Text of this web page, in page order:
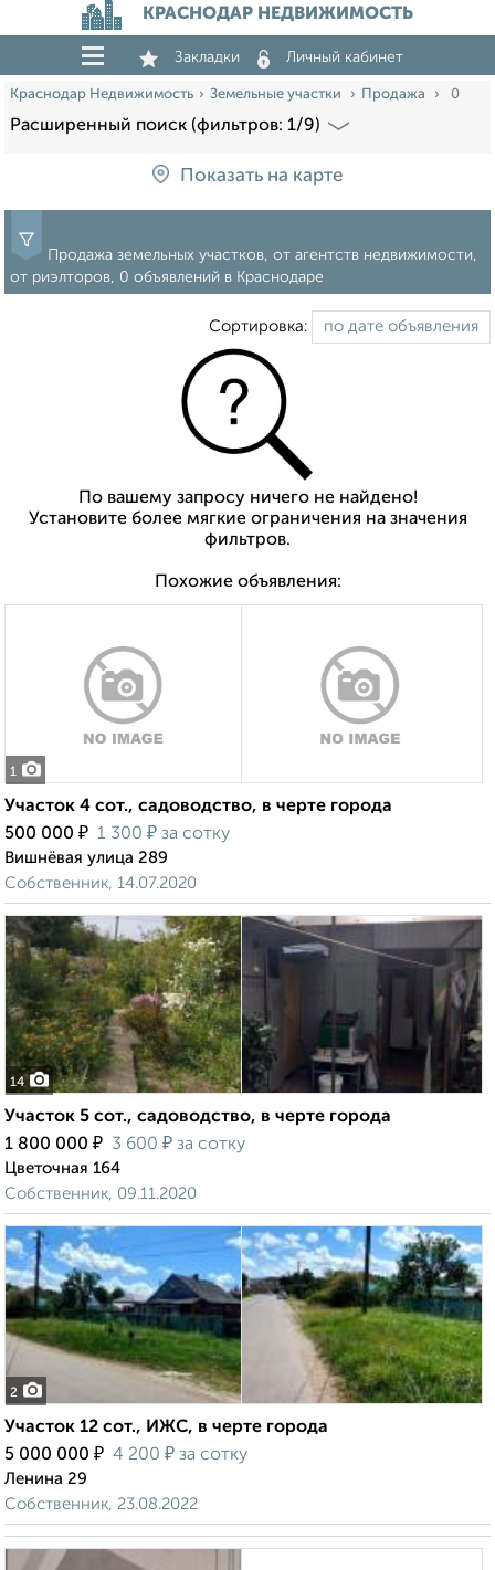
КРАСНОДАР НЕДВИЖИМОСТЬ
Закладки Личный кабинет
Краснодар Недвижимость Земельные участки Продажа 0
Расширенный поиск (фильтров: 1/9)
Показать на карте
Продажа земельных участков, от агентств недвижимости,
от риэлторов, 0 объявлений в Краснодаре
Сортировка:
По вашему запросу ничего не найдено!
Установите более мягкие ограничения на значения
фильтров.
Похожие объявления:
1
Участок 4 сот., садоводство, в черте города
500 000 ₽ 1 300 ₽ за сотку
Вишнёвая улица 289
Собственник, 14.07.2020
14
Участок 5 сот., садоводство, в черте города
1 800 000 ₽ 3 600 ₽ за сотку
Цветочная 164
Собственник, 09.11.2020
2
Участок 12 сот., ИЖС, в черте города
5 000 000 ₽ 4 200 ₽ за сотку
Ленина 29
Собственник, 23.08.2022